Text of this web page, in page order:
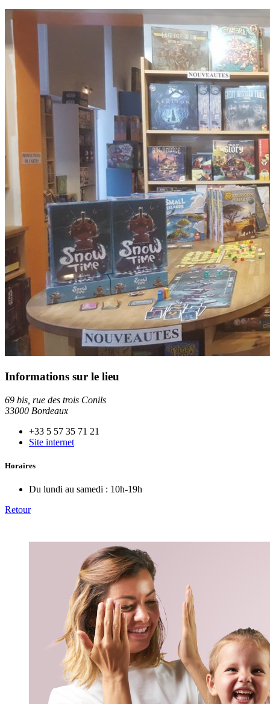
Informations sur le lieu
69 bis, rue des trois Conils
33000 Bordeaux
+33 5 57 35 71 21
Site internet
Horaires
Du lundi au samedi : 10h-19h
Retour